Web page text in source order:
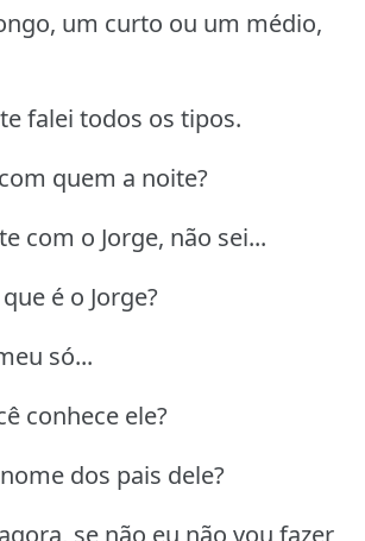
um curto ou um médio,
falei todos os tipos.
quem a noite?
com o Jorge, não sei...
é o Jorge?
só...
conhece ele?
dos pais dele?
se não eu não vou fazer